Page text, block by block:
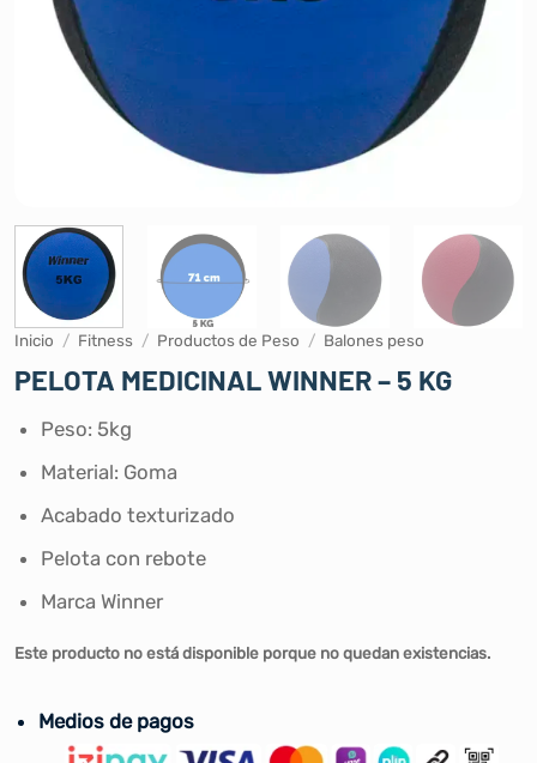
Inicio / Fitness / Productos de Peso / Balones peso
PELOTA MEDICINAL WINNER – 5 KG
Peso: 5kg
Material: Goma
Acabado texturizado
Pelota con rebote
Marca Winner
Este producto no está disponible porque no quedan existencias.
Medios de pagos